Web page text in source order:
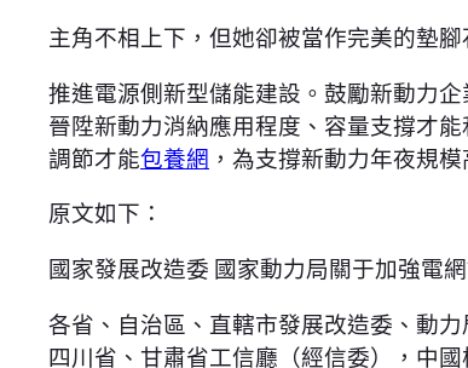
主角不相上下，但她卻被當作完美的墊
推進電源側新型儲能建設。鼓勵新動力
晉陞新動力消納應用程度、容量支撐才
調節才能包養網 ，為支撐新動力年夜規
原文如下：
國家發展改造委 國家動力局關于加強電
各省、自治區、直轄市發展改造委、動
四川省、甘肅省工信廳（經信委），中